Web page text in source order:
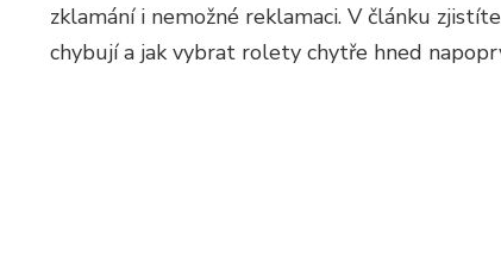
zklamání i nemožné reklamaci. V článku
chybují a jak vybrat rolety chytře hned